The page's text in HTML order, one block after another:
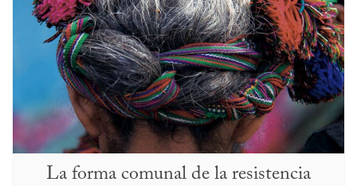
La forma comunal de la resistencia